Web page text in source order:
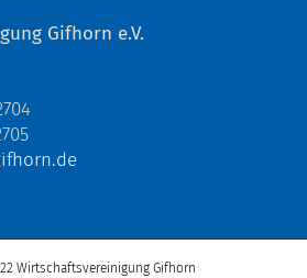
Gifhorn e.V.
Wirtschaftsvereinigung Gifhorn